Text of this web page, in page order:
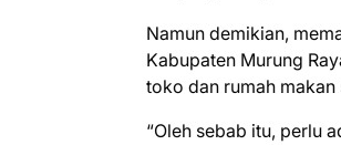
Namun demikian,
Kabupaten Murung
toko dan rumah
“Oleh sebab itu, perlu